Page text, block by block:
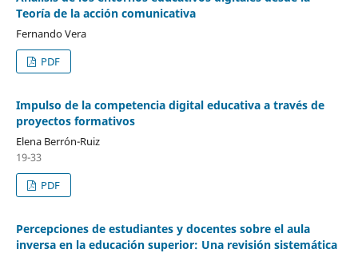
Teoría de la acción comunicativa
Fernando Vera
PDF
Impulso de la competencia digital educativa a través de
proyectos formativos
Elena Berrón-Ruiz
19-33
PDF
Percepciones de estudiantes y docentes sobre el aula
inversa en la educación superior: Una revisión sistemática